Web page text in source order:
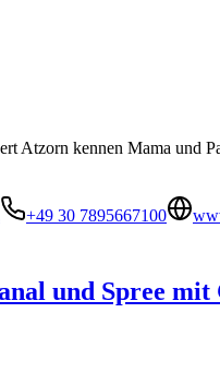
Atzorn kennen Mama und
+49 30 7895667100
und Spree